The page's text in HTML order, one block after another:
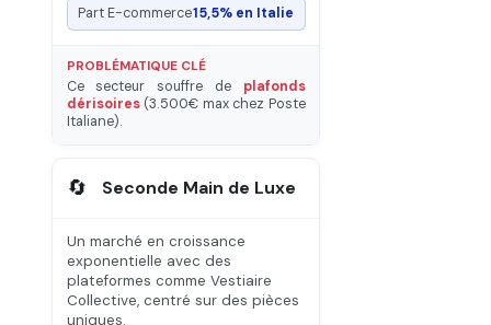
Part E-commerce15,5% en Italie
PROBLÉMATIQUE CLÉ
Ce secteur souffre de plafonds
dérisoires(3.500€ max chez Poste
Italiane).
🔄 Seconde Main de Luxe
Un marché en croissance
exponentielle avec des
plateformes comme Vestiaire
Collective, centré sur des pièces
uniques.